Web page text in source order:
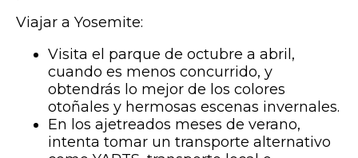
Viajar a Yosemite:
Visita el parque de octubre a abril,
cuando es menos concurrido, y
obtendrás lo mejor de los colores
otoñales y hermosas escenas invernales.
En los ajetreados meses de verano,
intenta tomar un transporte alternativo